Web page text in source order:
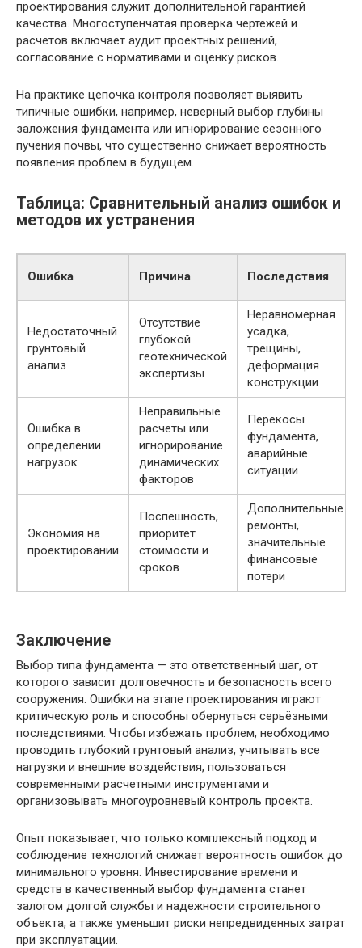
проектирования служит дополнительной гарантией
качества. Многоступенчатая проверка чертежей и
расчетов включает аудит проектных решений,
согласование с нормативами и оценку рисков.
На практике цепочка контроля позволяет выявить
типичные ошибки, например, неверный выбор глубины
заложения фундамента или игнорирование сезонного
пучения почвы, что существенно снижает вероятность
появления проблем в будущем.
Таблица: Сравнительный анализ ошибок и
методов их устранения
Ошибка Причина Последствия
Недостаточный
грунтовый
анализ
Отсутствие
глубокой
геотехнической
экспертизы
Неравномерная
усадка,
трещины,
деформация
конструкции
Ошибка в
определении
нагрузок
Неправильные
расчеты или
игнорирование
динамических
факторов
Перекосы
фундамента,
аварийные
ситуации
Экономия на
проектировании
Поспешность,
приоритет
стоимости и
сроков
Дополнительные
ремонты,
значительные
финансовые
потери
Заключение
Выбор типа фундамента — это ответственный шаг, от
которого зависит долговечность и безопасность всего
сооружения. Ошибки на этапе проектирования играют
критическую роль и способны обернуться серьёзными
последствиями. Чтобы избежать проблем, необходимо
проводить глубокий грунтовый анализ, учитывать все
нагрузки и внешние воздействия, пользоваться
современными расчетными инструментами и
организовывать многоуровневый контроль проекта.
Опыт показывает, что только комплексный подход и
соблюдение технологий снижает вероятность ошибок до
минимального уровня. Инвестирование времени и
средств в качественный выбор фундамента станет
залогом долгой службы и надежности строительного
объекта, а также уменьшит риски непредвиденных затрат
при эксплуатации.